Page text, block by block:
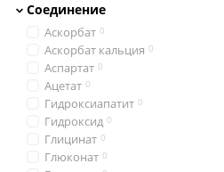
Соединение
Аскорбат 0
Аскорбат кальция 0
Аспартат 0
Ацетат 0
Гидроксиапатит 0
Гидроксид 0
Глицинат 0
Глюконат 0